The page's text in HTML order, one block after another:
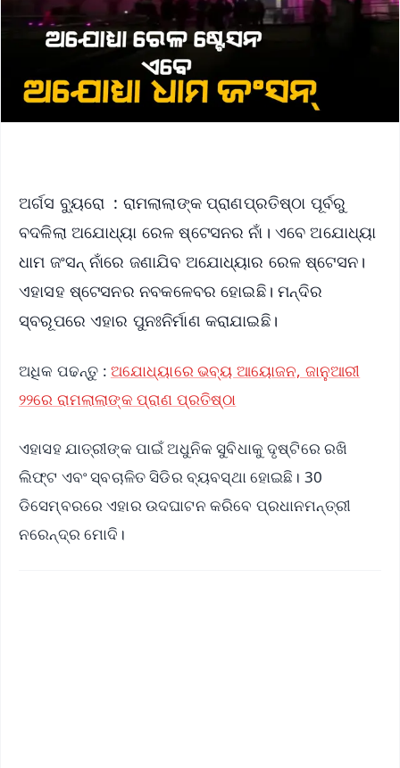
ଅର୍ଗସ ବ୍ୟୁରୋ : ରାମଲାଲାଙ୍କ ପ୍ରାଣପ୍ରତିଷ୍ଠା ପୂର୍ବରୁ
ବଦଳିଲା ଅଯୋଧ୍ୟା ରେଳ ଷ୍ଟେସନର ନାଁ। ଏବେ ଅଯୋଧ୍ୟା
ଧାମ ଜଂସନ୍ ନାଁରେ ଜଣାଯିବ ଅଯୋଧ୍ୟାର ରେଳ ଷ୍ଟେସନ।
ଏହାସହ ଷ୍ଟେସନର ନବକଳେବର ହୋଇଛି। ମନ୍ଦିର
ସ୍ବରୂପରେ ଏହାର ପୁନଃନିର୍ମାଣ କରାଯାଇଛି।
ଅଧିକ ପଢନ୍ତୁ : ଅଯୋଧ୍ୟାରେ ଭବ୍ୟ ଆୟୋଜନ, ଜାନୁଆରୀ
୨୨ରେ ରାମଲାଲାଙ୍କ ପ୍ରାଣ ପ୍ରତିଷ୍ଠା
ଏହାସହ ଯାତ୍ରୀଙ୍କ ପାଇଁ ଅଧୁନିକ ସୁବିଧାକୁ ଦୃଷ୍ଟିରେ ରଖି
ଲିଫ୍ଟ ଏବଂ ସ୍ବଚାଳିତ ସିଡିର ବ୍ୟବସ୍ଥା ହୋଇଛି। 30
ଡିସେମ୍ବରରେ ଏହାର ଉଦଘାଟନ କରିବେ ପ୍ରଧାନମନ୍ତ୍ରୀ
ନରେନ୍ଦ୍ର ମୋଦି।